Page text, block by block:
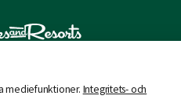
mediefunktioner. Integritets- och